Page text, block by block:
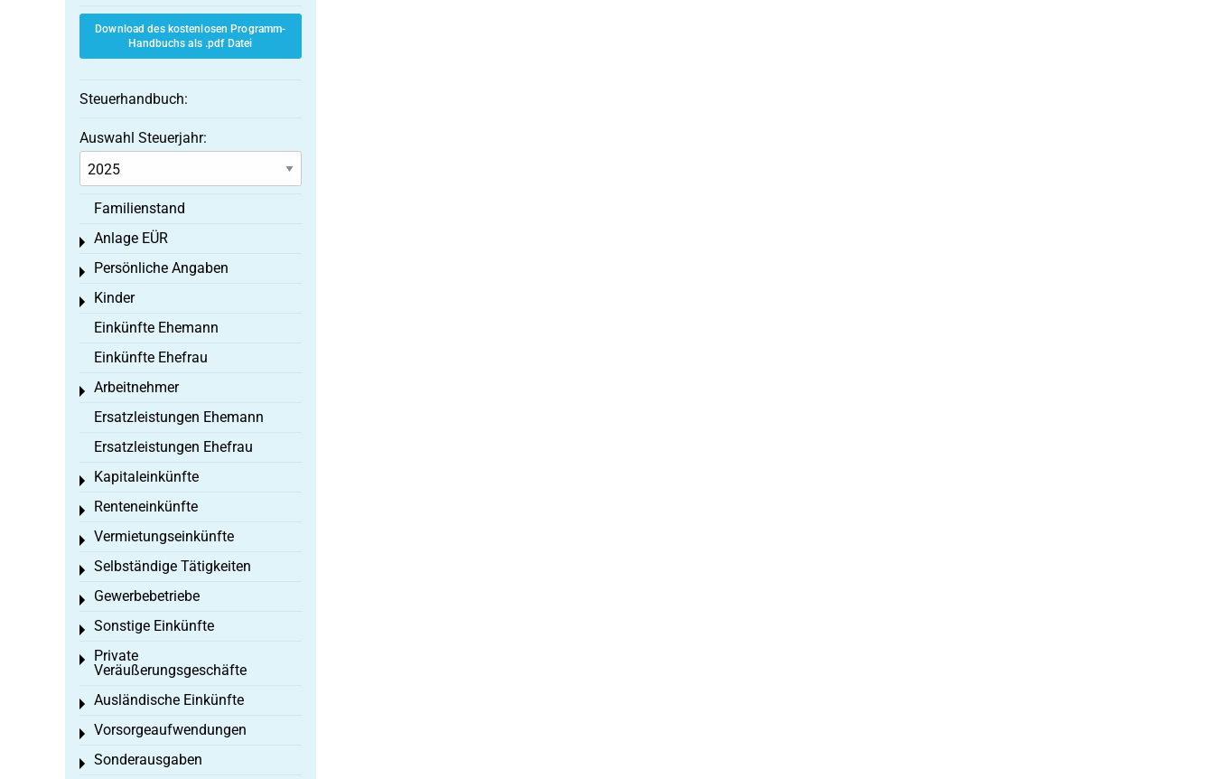
Download des kostenlosen Programm-
Handbuchs als .pdf Datei
Steuerhandbuch:
Auswahl Steuerjahr:
Familienstand
Anlage EÜR
Toggle menu
Persönliche Angaben
Toggle menu
Kinder
Toggle menu
Einkünfte Ehemann
Einkünfte Ehefrau
Arbeitnehmer
Toggle menu
Ersatzleistungen Ehemann
Ersatzleistungen Ehefrau
Kapitaleinkünfte
Toggle menu
Renteneinkünfte
Toggle menu
Vermietungseinkünfte
Toggle menu
Selbständige Tätigkeiten
Toggle menu
Gewerbebetriebe
Toggle menu
Sonstige Einkünfte
Toggle menu
Private
Veräußerungsgeschäfte
Toggle menu
Ausländische Einkünfte
Toggle menu
Vorsorgeaufwendungen
Toggle menu
Sonderausgaben
Toggle menu